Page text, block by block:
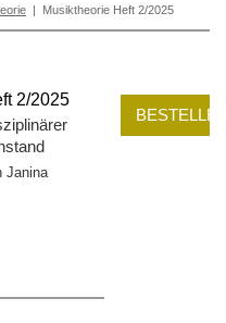
| Musiktheorie Heft 2/2025
2/2025
Janina